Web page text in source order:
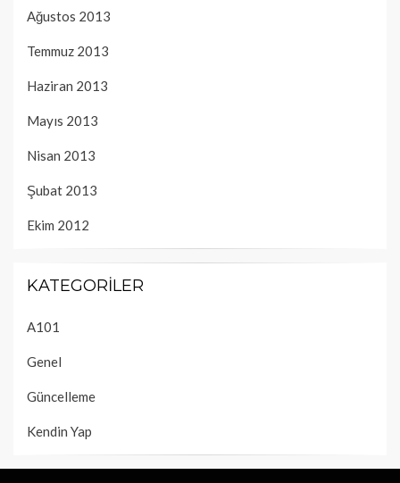
Ağustos 2013
Temmuz 2013
Haziran 2013
Mayıs 2013
Nisan 2013
Şubat 2013
Ekim 2012
KATEGORILER
A101
Genel
Güncelleme
Kendin Yap